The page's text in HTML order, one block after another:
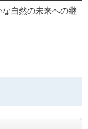
な自然の未来への継